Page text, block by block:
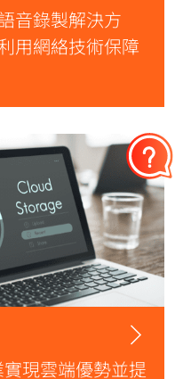
音錄製解決方
用網絡技術保障
實現雲端優勢並提